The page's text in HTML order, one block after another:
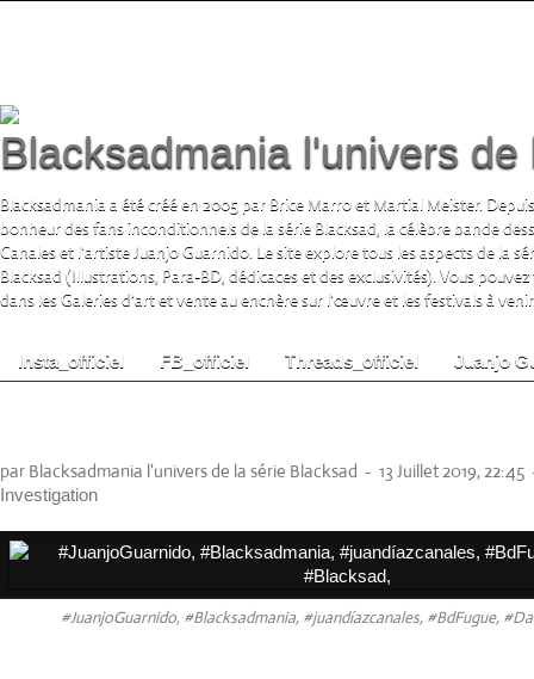
Blacksadmania l'univers
Blacksadmania a été créé en 2005 par Brice Marro et Martial Meister.
bonheur des fans inconditionnels de la série Blacksad, la célèbre bande
Canales et l'artiste Juanjo Guarnido. Le site explore tous les aspects de la
Blacksad (Illustrations, Para-BD, dédicaces et des exclusivités). Vous
dans les Galeries d'art et vente au enchère sur l'œuvre et les festivals à
Insta_officiel FB_officiel Threads_officiel Juanjo
par Blacksadmania l'univers de la série Blacksad - 13 Juillet 2019, 22:45
Investigation
#JuanjoGuarnido, #Blacksadmania, #juandíazcanales, #BdFugue,